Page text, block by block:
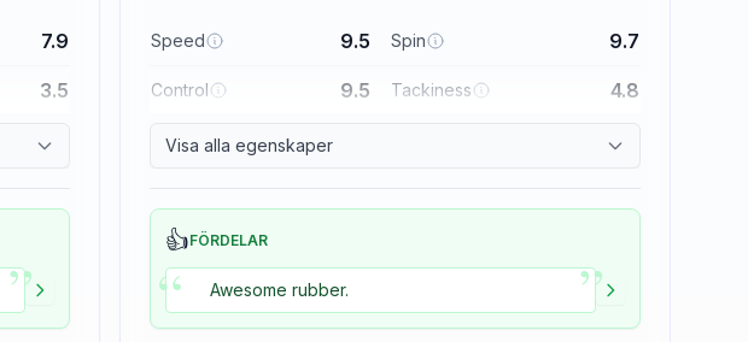
7.9
3.5
”
Speed 9.5 Spin 9.7
Control 9.5 Tackiness 4.8
Visa alla egenskaper
👍FÖRDELAR
“ Awesome rubber. ”